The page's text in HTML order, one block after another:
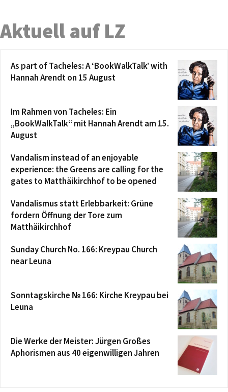
Aktuell auf LZ
As part of Tacheles: A ‘BookWalkTalk’ with
Hannah Arendt on 15 August
Im Rahmen von Tacheles: Ein
„BookWalkTalk“ mit Hannah Arendt am 15.
August
Vandalism instead of an enjoyable
experience: the Greens are calling for the
gates to Matthäikirchhof to be opened
Vandalismus statt Erlebbarkeit: Grüne
fordern Öffnung der Tore zum
Matthäikirchhof
Sunday Church No. 166: Kreypau Church
near Leuna
Sonntagskirche № 166: Kirche Kreypau bei
Leuna
Die Werke der Meister: Jürgen Großes
Aphorismen aus 40 eigenwilligen Jahren